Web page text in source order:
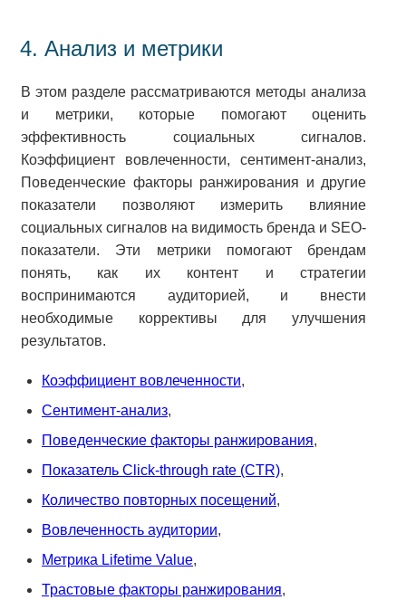
4. Анализ и метрики
В этом разделе рассматриваются методы анализа
и метрики, которые помогают оценить
эффективность социальных сигналов.
Коэффициент вовлеченности, сентимент-анализ,
Поведенческие факторы ранжирования и другие
показатели позволяют измерить влияние
социальных сигналов на видимость бренда и SEO-
показатели. Эти метрики помогают брендам
понять, как их контент и стратегии
воспринимаются аудиторией, и внести
необходимые коррективы для улучшения
результатов.
Коэффициент вовлеченности,
Сентимент-анализ,
Поведенческие факторы ранжирования,
Показатель Click-through rate (CTR),
Количество повторных посещений,
Вовлеченность аудитории,
Метрика Lifetime Value,
Трастовые факторы ранжирования,